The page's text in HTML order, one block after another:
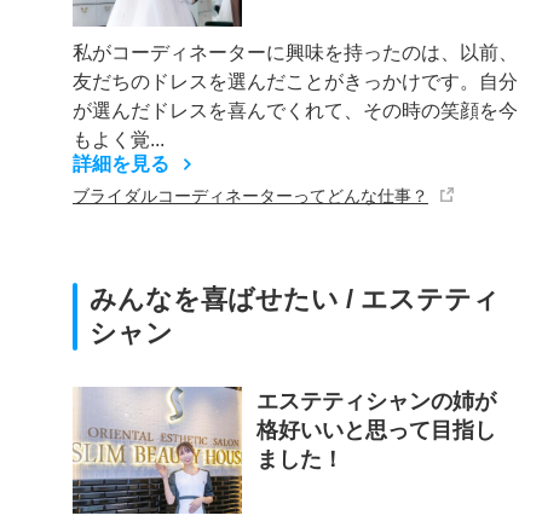
私がコーディネーターに興味を持ったのは、以前、
友だちのドレスを選んだことがきっかけです。自分
が選んだドレスを喜んでくれて、その時の笑顔を今
もよく覚...
詳細を見る
ブライダルコーディネーターってどんな仕事？
みんなを喜ばせたい / エステティ
シャン
エステティシャンの姉が
格好いいと思って目指し
ました！